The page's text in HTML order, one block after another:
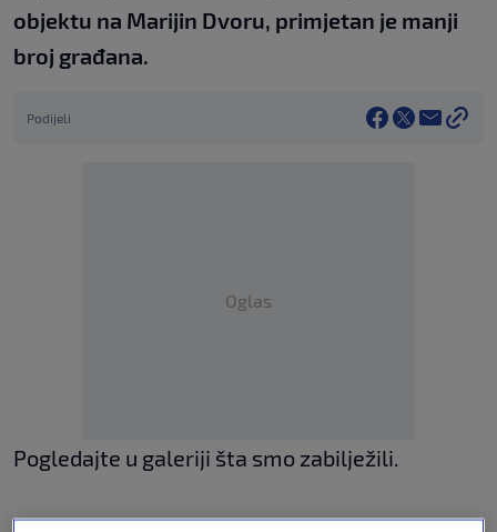
objektu na Marijin Dvoru, primjetan je manji
broj građana.
Podijeli
Oglas
Pogledajte u galeriji šta smo zabilježili.